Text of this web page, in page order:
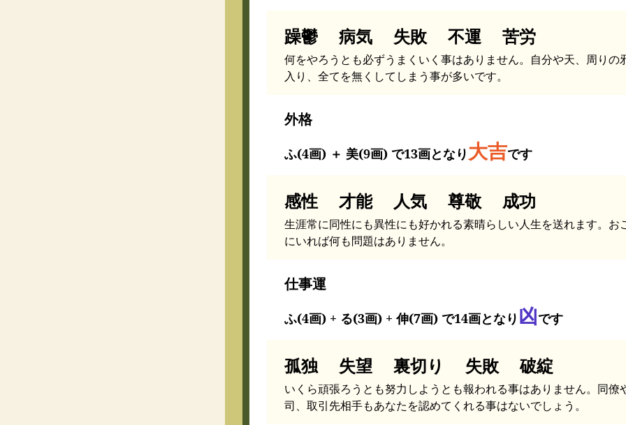
躁鬱 病気 失敗 不運 苦労
何をやろうとも必ずうまくいく事はありません。自分や天、周りの
入り、全てを無くしてしまう事が多いです。
外格
ふ(4画) ＋ 美(9画) で13画となり 大吉です
感性 才能 人気 尊敬 成功
生涯常に同性にも異性にも好かれる素晴らしい人生を送れます。お
にいれば何も問題はありません。
仕事運
ふ(4画) + る(3画) + 伸(7画) で14画となり 凶です
孤独 失望 裏切り 失敗 破綻
いくら頑張ろうとも努力しようとも報われる事はありません。同僚
司、取引先相手もあなたを認めてくれる事はないでしょう。